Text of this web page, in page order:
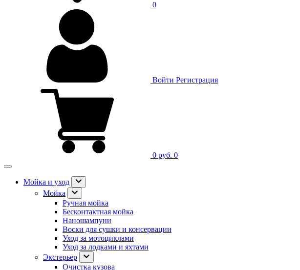
0
Войти Регистрация
0 руб. 0
Мойка и уход
Мойка
Ручная мойка
Бесконтактная мойка
Наношампуни
Воски для сушки и консервации
Уход за мотоциклами
Уход за лодками и яхтами
Экстерьер
Очистка кузова